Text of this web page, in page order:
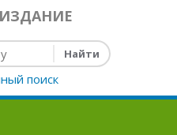
поиск